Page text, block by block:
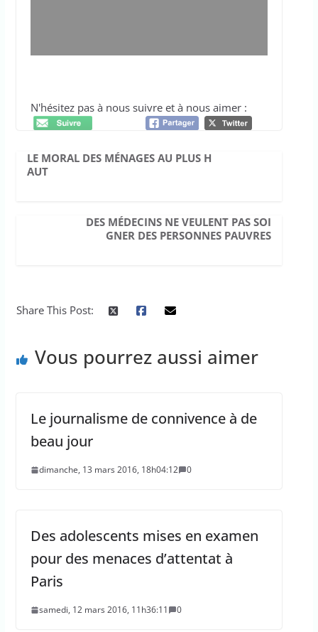
N'hésitez pas à nous suivre et à nous aimer :
LE MORAL DES MÉNAGES AU PLUS H
AUT
DES MÉDECINS NE VEULENT PAS SOI
GNER DES PERSONNES PAUVRES
Share This Post:
Vous pourrez aussi aimer
Le journalisme de connivence à de
beau jour
dimanche, 13 mars 2016, 18h04:12 0
Des adolescents mises en examen
pour des menaces d’attentat à
Paris
samedi, 12 mars 2016, 11h36:11 0